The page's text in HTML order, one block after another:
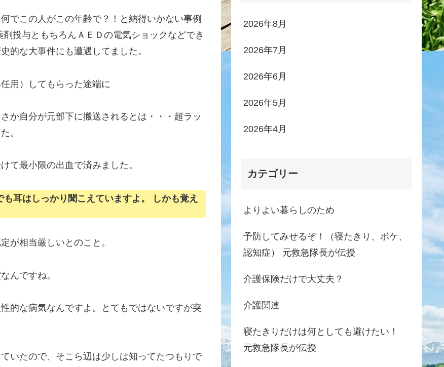
でこの人がこの年齢で？！と納得いかない事例
投与ともちろんＡＥＤの電気ショックなどでき
的な大事件にも遭遇してました。
用）してもらった途端に
か自分が元部下に搬送されるとは・・・超ラッ
。
て最小限の出血で済みました。
耳はしっかり聞こえていますよ。 しかも覚え
が相当厳しいとのこと。
んですね。
的な病気なんですよ。とてもではないですが突
いたので、そこら辺は少しは知ってたつもりで
2026年8月
2026年7月
2026年6月
2026年5月
2026年4月
カテゴリー
よりよい暮らしのため
予防してみせるぞ！（寝たきり、ボケ、
認知症） 元救急隊長が伝授
介護保険だけで大丈夫？
介護関連
寝たきりだけは何としても避けたい！
元救急隊長が伝授